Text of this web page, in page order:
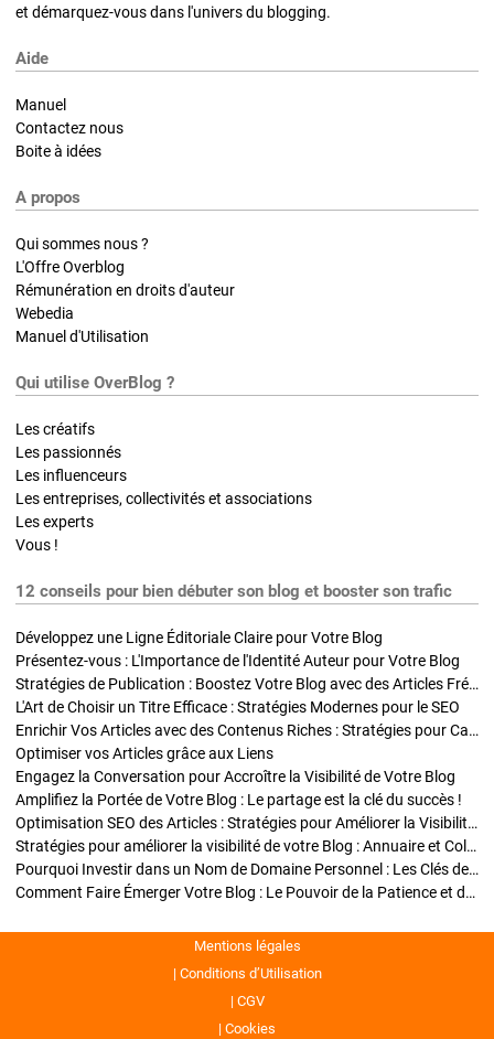
et démarquez-vous dans l'univers du blogging.
Aide
Manuel
Contactez nous
Boite à idées
A propos
Qui sommes nous ?
L'Offre Overblog
Rémunération en droits d'auteur
Webedia
Manuel d'Utilisation
Qui utilise OverBlog ?
Les créatifs
Les passionnés
Les influenceurs
Les entreprises, collectivités et associations
Les experts
Vous !
12 conseils pour bien débuter son blog et booster son trafic
Développez une Ligne Éditoriale Claire pour Votre Blog
Présentez-vous : L'Importance de l'Identité Auteur pour Votre Blog
Stratégies de Publication : Boostez Votre Blog avec des Articles Fréquents et Exclusifs
L'Art de Choisir un Titre Efficace : Stratégies Modernes pour le SEO
Enrichir Vos Articles avec des Contenus Riches : Stratégies pour Captiver et Optimiser
Optimiser vos Articles grâce aux Liens
Engagez la Conversation pour Accroître la Visibilité de Votre Blog
Amplifiez la Portée de Votre Blog : Le partage est la clé du succès !
Optimisation SEO des Articles : Stratégies pour Améliorer la Visibilité de Votre Blog
Stratégies pour améliorer la visibilité de votre Blog : Annuaire et Collaborations
Pourquoi Investir dans un Nom de Domaine Personnel : Les Clés de la Réussite de Votre Blog
Comment Faire Émerger Votre Blog : Le Pouvoir de la Patience et de la Persévérance
Mentions légales
Conditions d’Utilisation
CGV
Cookies